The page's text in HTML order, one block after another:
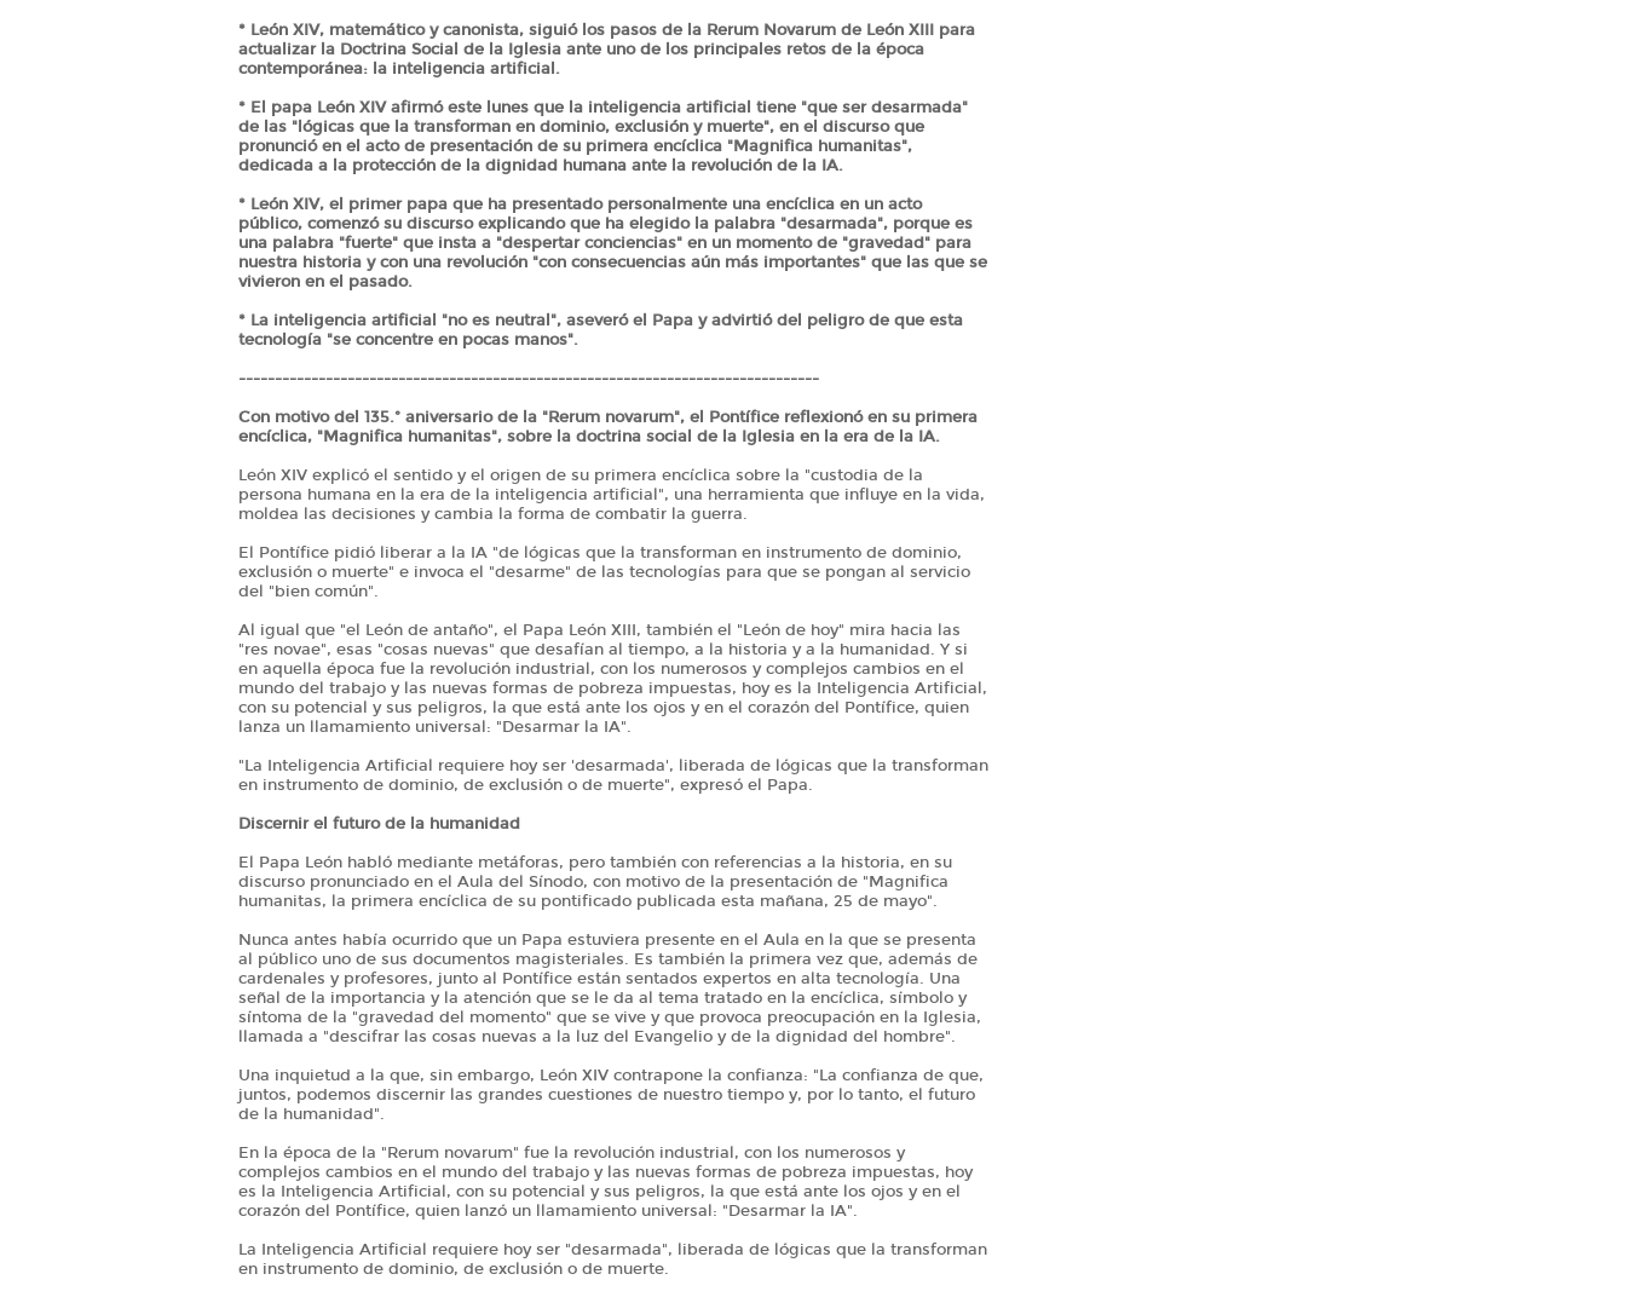
* León XIV, matemático y canonista, siguió los pasos de la Rerum Novarum de León XIII para
actualizar la Doctrina Social de la Iglesia ante uno de los principales retos de la época
contemporánea: la inteligencia artificial.
* El papa León XIV afirmó este lunes que la inteligencia artificial tiene "que ser desarmada"
de las "lógicas que la transforman en dominio, exclusión y muerte", en el discurso que
pronunció en el acto de presentación de su primera encíclica "Magnifica humanitas",
dedicada a la protección de la dignidad humana ante la revolución de la IA.
* León XIV, el primer papa que ha presentado personalmente una encíclica en un acto
público, comenzó su discurso explicando que ha elegido la palabra "desarmada", porque es
una palabra "fuerte" que insta a "despertar conciencias" en un momento de "gravedad" para
nuestra historia y con una revolución "con consecuencias aún más importantes" que las que se
vivieron en el pasado.
* La inteligencia artificial "no es neutral", aseveró el Papa y advirtió del peligro de que esta
tecnología "se concentre en pocas manos".
--------------------------------------------------------------------------------
Con motivo del 135.º aniversario de la "Rerum novarum", el Pontífice reflexionó en su primera
encíclica, "Magnifica humanitas", sobre la doctrina social de la Iglesia en la era de la IA.
León XIV explicó el sentido y el origen de su primera encíclica sobre la "custodia de la
persona humana en la era de la inteligencia artificial", una herramienta que influye en la vida,
moldea las decisiones y cambia la forma de combatir la guerra.
El Pontífice pidió liberar a la IA "de lógicas que la transforman en instrumento de dominio,
exclusión o muerte" e invoca el "desarme" de las tecnologías para que se pongan al servicio
del "bien común".
Al igual que "el León de antaño", el Papa León XIII, también el "León de hoy" mira hacia las
"res novae", esas "cosas nuevas" que desafían al tiempo, a la historia y a la humanidad. Y si
en aquella época fue la revolución industrial, con los numerosos y complejos cambios en el
mundo del trabajo y las nuevas formas de pobreza impuestas, hoy es la Inteligencia Artificial,
con su potencial y sus peligros, la que está ante los ojos y en el corazón del Pontífice, quien
lanza un llamamiento universal: "Desarmar la IA".
"La Inteligencia Artificial requiere hoy ser 'desarmada', liberada de lógicas que la transforman
en instrumento de dominio, de exclusión o de muerte", expresó el Papa.
Discernir el futuro de la humanidad
El Papa León habló mediante metáforas, pero también con referencias a la historia, en su
discurso pronunciado en el Aula del Sínodo, con motivo de la presentación de "Magnifica
humanitas, la primera encíclica de su pontificado publicada esta mañana, 25 de mayo".
Nunca antes había ocurrido que un Papa estuviera presente en el Aula en la que se presenta
al público uno de sus documentos magisteriales. Es también la primera vez que, además de
cardenales y profesores, junto al Pontífice están sentados expertos en alta tecnología. Una
señal de la importancia y la atención que se le da al tema tratado en la encíclica, símbolo y
síntoma de la "gravedad del momento" que se vive y que provoca preocupación en la Iglesia,
llamada a "descifrar las cosas nuevas a la luz del Evangelio y de la dignidad del hombre".
Una inquietud a la que, sin embargo, León XIV contrapone la confianza: "La confianza de que,
juntos, podemos discernir las grandes cuestiones de nuestro tiempo y, por lo tanto, el futuro
de la humanidad".
En la época de la "Rerum novarum" fue la revolución industrial, con los numerosos y
complejos cambios en el mundo del trabajo y las nuevas formas de pobreza impuestas, hoy
es la Inteligencia Artificial, con su potencial y sus peligros, la que está ante los ojos y en el
corazón del Pontífice, quien lanzó un llamamiento universal: "Desarmar la IA".
La Inteligencia Artificial requiere hoy ser "desarmada", liberada de lógicas que la transforman
en instrumento de dominio, de exclusión o de muerte.